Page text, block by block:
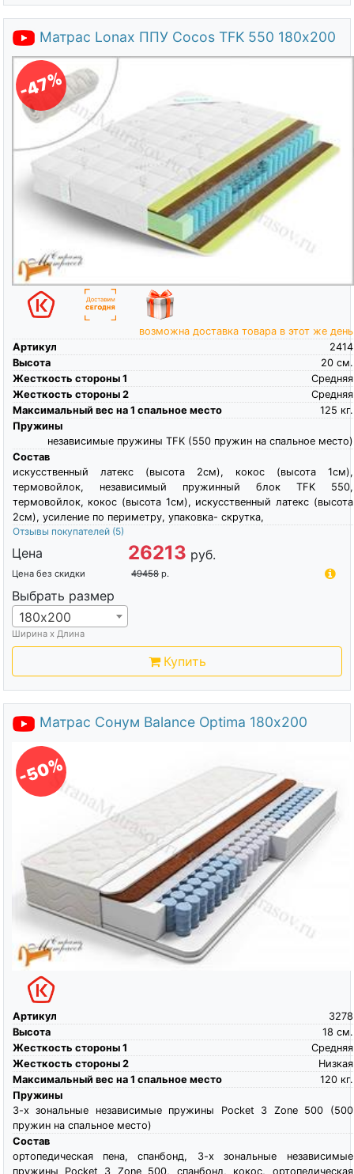
Матрас Lonax ППУ Cocos TFK 550 180х200
-47%
возможна доставка товара в этот же день
Артикул
2414
Высота
см.
20
Жесткость стороны 1
Средняя
Жесткость стороны 2
Средняя
Максимальный вес на 1 спальное место
кг.
125
Пружины
независимые пружины TFK (550 пружин на спальное место)
Состав
искусственный латекс (высота 2см), кокос (высота 1см),
термовойлок, независимый пружинный блок TFK 550,
термовойлок, кокос (высота 1см), искусственный латекс (высота
2см), усиление по периметру, упаковка- скрутка,
Отзывы покупателей (5)
Цена 26213 руб.
Цена без скидки 49458 р.
Выбрать размер
180х200
Ширина х Длина
Купить
Матрас Сонум Balance Optima 180х200
-50%
Артикул
3278
Высота
см.
18
Жесткость стороны 1
Средняя
Жесткость стороны 2
Низкая
Максимальный вес на 1 спальное место
кг.
120
Пружины
3-х зональные независимые пружины Pocket 3 Zone 500 (500
пружин на спальное место)
Состав
ортопедическая пена, спанбонд, 3-х зональные независимые
пружины Pocket 3 Zone 500, спанбонд, кокос, ортопедическая